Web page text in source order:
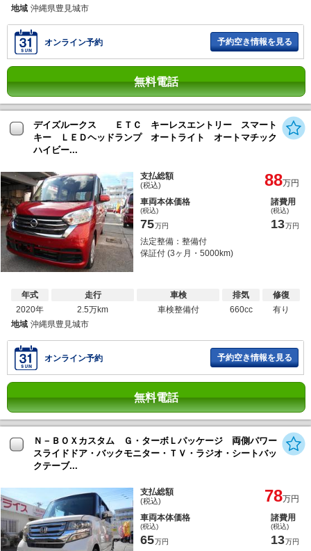
地域 沖縄県豊見城市
オンライン予約 予約空き情報を見る
無料電話
デイズルークス ＥＴＣ キーレスエントリー スマート
キー ＬＥＤヘッドランプ オートライト オートマチック
ハイビー...
支払総額
(税込) 88万円
車両本体価格
(税込)
75万円
諸費用
(税込)
13万円
法定整備：整備付
保証付 (3ヶ月・5000km)
年式
2020年
走行
2.5万km
車検
車検整備付
排気
660cc
修復
有り
地域 沖縄県豊見城市
オンライン予約 予約空き情報を見る
無料電話
Ｎ－ＢＯＸカスタム Ｇ・ターボＬパッケージ 両側パワー
スライドドア・バックモニター・ＴＶ・ラジオ・シートバッ
クテーブ...
支払総額
(税込) 78万円
車両本体価格
(税込)
65万円
諸費用
(税込)
13万円